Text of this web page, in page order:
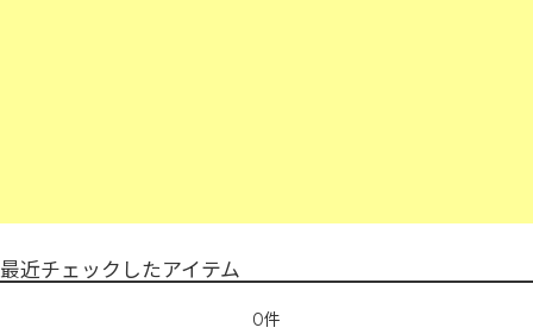
最近チェックしたアイテム
0件